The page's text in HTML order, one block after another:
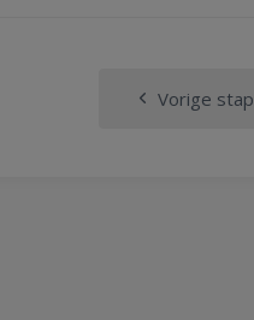
Vorige stap